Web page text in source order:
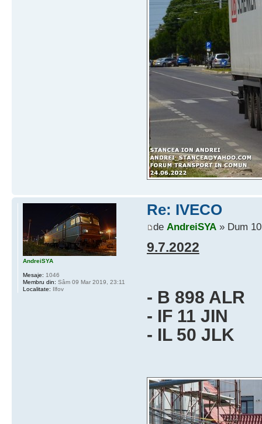
Re: IVECO
de AndreiSYA» Dum
9.7.2022
- B 898 ALR
- IF 11 JIN
- IL 50 JLK
AndreiSYA
Mesaje: 1046
Membru din: Sâm 09 Mar 2019, 23:11
Localitate: Ilfov